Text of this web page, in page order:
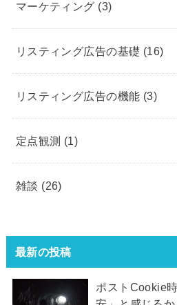
マーケティング (3)
リスティング広告の基礎 (16)
リスティング広告の機能 (3)
定点観測 (1)
雑談 (26)
最新の投稿
ポストCookie